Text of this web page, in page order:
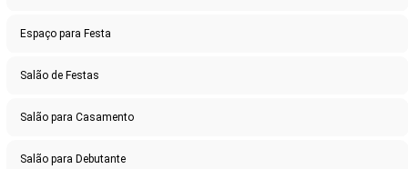
Espaço para Festa
Salão de Festas
Salão para Casamento
Salão para Debutante